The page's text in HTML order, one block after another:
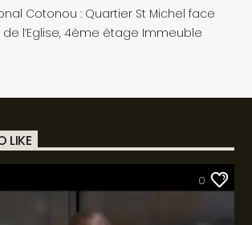
Cotonou : Quartier St Michel face
l’Eglise, 4ème étage Immeuble
LIKE
0